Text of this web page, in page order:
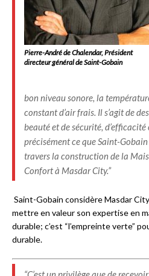
Pierre-André de Chalendar, Président
directeur général de Saint-Gobain
bon niveau sonore, la
constant d’air frais. Il s’agit de
beauté et de sécurité, d’efficacité
précisément ce que Saint-
travers la construction de la
Confort à Masdar City.”
Saint-Gobain considère Masdar
mettre en valeur son expertise en
durable; c’est “l’empreinte verte”
durable.